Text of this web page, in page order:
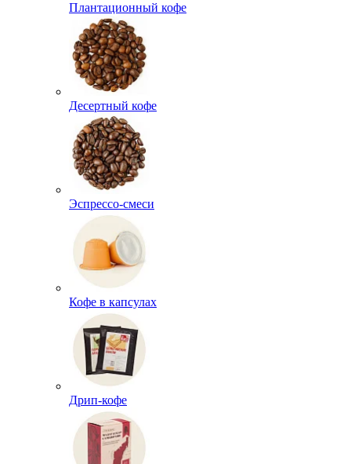
Плантационный кофе
Десертный кофе
Эспрессо-смеси
Кофе в капсулах
Дрип-кофе